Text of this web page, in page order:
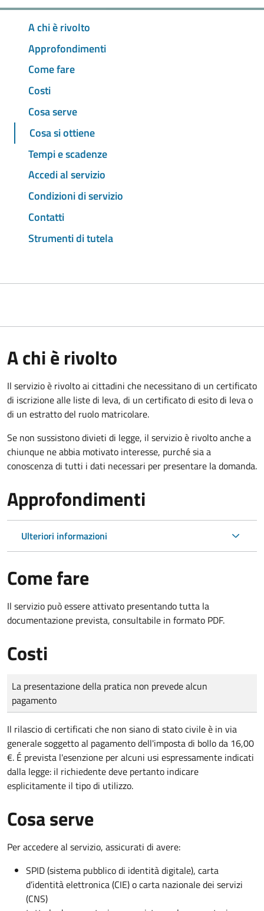
A chi è rivolto
Approfondimenti
Come fare
Costi
Cosa serve
Cosa si ottiene
Tempi e scadenze
Accedi al servizio
Condizioni di servizio
Contatti
Strumenti di tutela
A chi è rivolto
Il servizio è rivolto ai cittadini che necessitano di un certificato
di iscrizione alle liste di leva, di un certificato di esito di leva o
di un estratto del ruolo matricolare.
Se non sussistono divieti di legge, il servizio è rivolto anche a
chiunque ne abbia motivato interesse, purché sia a
conoscenza di tutti i dati necessari per presentare la domanda.
Approfondimenti
Ulteriori informazioni
Come fare
Il servizio può essere attivato presentando tutta la
documentazione prevista, consultabile in formato PDF.
Costi
Tipo di pagamento
Importo
La presentazione della pratica non prevede alcun
pagamento
Il rilascio di certificati che non siano di stato civile è in via
generale soggetto al pagamento dell'imposta di bollo da 16,00
€. É prevista l'esenzione per alcuni usi espressamente indicati
dalla legge: il richiedente deve pertanto indicare
esplicitamente il tipo di utilizzo.
Cosa serve
Per accedere al servizio, assicurati di avere:
SPID (sistema pubblico di identità digitale), carta
d’identità elettronica (CIE) o carta nazionale dei servizi
(CNS)